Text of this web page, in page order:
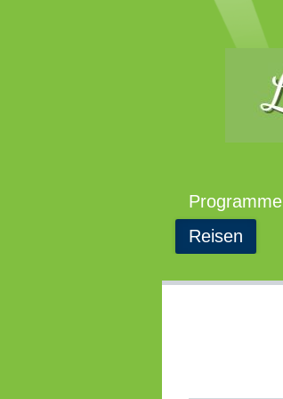
Programme
Reisen